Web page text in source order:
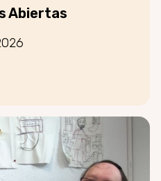
Abiertas